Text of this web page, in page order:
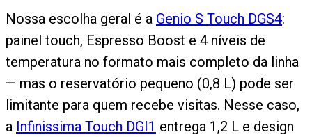
Nossa escolha geral é a Genio S Touch DGS4:
painel touch, Espresso Boost e 4 níveis de
temperatura no formato mais completo da linha
— mas o reservatório pequeno (0,8 L) pode ser
limitante para quem recebe visitas. Nesse caso,
a Infinissima Touch DGI1 entrega 1,2 L e design